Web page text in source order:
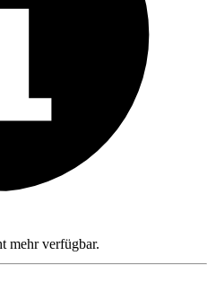
mehr verfügbar.